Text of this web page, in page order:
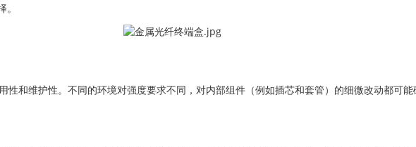
性和维护性。不同的环境对强度要求不同，对内部组件（例如插芯和套管）的细微改动都可